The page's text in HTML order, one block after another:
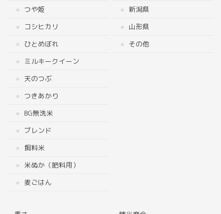
つや姫
コシヒカリ
ひとめぼれ
ミルキークイーン
天のつぶ
つきあかり
BG無洗米
ブレンド
飼料米
米ぬか（肥料用）
麦ごはん
新潟県
山形県
その他